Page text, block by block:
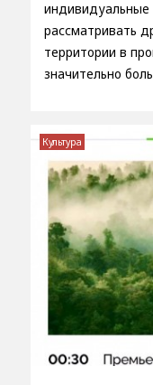
индивидуальные
рассматривать
территории в
значительно
Культура